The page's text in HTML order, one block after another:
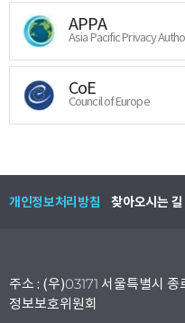
APPA
Asia Pacific Privacy
CoE
Council of Europe
개인정보처리방침 찾아오시는 길
주소 : (우)03171 서울특별시
정보보호위원회